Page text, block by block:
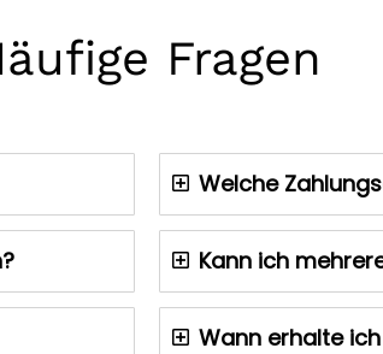
Fragen
Welche
Kann ich
Wann erhalte